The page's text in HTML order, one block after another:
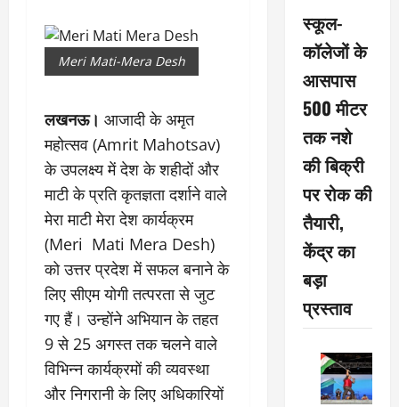
Meri Mati-Mera Desh
लखनऊ। आजादी के अमृत
महोत्सव (Amrit Mahotsav)
के उपलक्ष्य में देश के शहीदों और
माटी के प्रति कृतज्ञता दर्शाने वाले
मेरा माटी मेरा देश कार्यक्रम
(Meri Mati Mera Desh)
को उत्तर प्रदेश में सफल बनाने के
लिए सीएम योगी तत्परता से जुट
गए हैं। उन्होंने अभियान के तहत
9 से 25 अगस्त तक चलने वाले
विभिन्न कार्यक्रमों की व्यवस्था
और निगरानी के लिए अधिकारियों
स्कूल-
कॉलेजों के
आसपास
500 मीटर
तक नशे
की बिक्री
पर रोक की
तैयारी,
केंद्र का
बड़ा
प्रस्ताव